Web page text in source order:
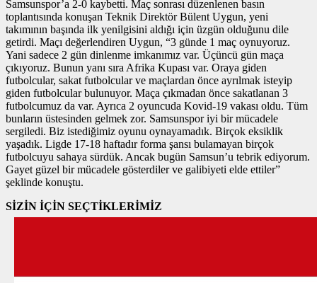
Samsunspor’a 2-0 kaybetti. Maç sonrası düzenlenen basın
toplantısında konuşan Teknik Direktör Bülent Uygun, yeni
takımının başında ilk yenilgisini aldığı için üzgün olduğunu dile
getirdi. Maçı değerlendiren Uygun, “3 günde 1 maç oynuyoruz.
Yani sadece 2 gün dinlenme imkanımız var. Üçüncü gün maça
çıkıyoruz. Bunun yanı sıra Afrika Kupası var. Oraya giden
futbolcular, sakat futbolcular ve maçlardan önce ayrılmak isteyip
giden futbolcular bulunuyor. Maça çıkmadan önce sakatlanan 3
futbolcumuz da var. Ayrıca 2 oyuncuda Kovid-19 vakası oldu. Tüm
bunların üstesinden gelmek zor. Samsunspor iyi bir mücadele
sergiledi. Biz istediğimiz oyunu oynayamadık. Birçok eksiklik
yaşadık. Ligde 17-18 haftadır forma şansı bulamayan birçok
futbolcuyu sahaya sürdük. Ancak bugün Samsun’u tebrik ediyorum.
Gayet güzel bir mücadele gösterdiler ve galibiyeti elde ettiler”
şeklinde konuştu.
SİZİN İÇİN SEÇTİKLERİMİZ